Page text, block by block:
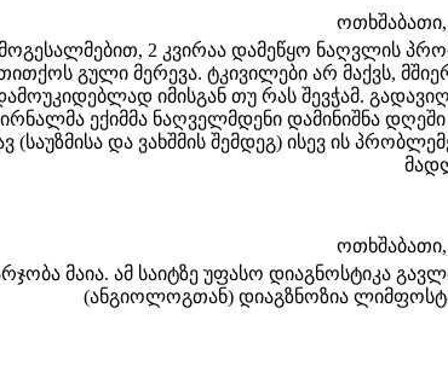
ოთხშაბათი,
2 კვირაა დამეწყო ნაღვლის
გული მერევა. ტკივილები არ მაქვს,
იმისგან თუ რას შევჭამ.
ექიმმა ნაღველმდენი დამინიშნა
(საუზმისა და ვახშმის შემდეგ) ისევ ის
ოთხშაბათი,
მაია. ამ საიტზე უფასო დიაგნოსტიკა
(ანგიოლოგთან) დიაგზნოზია